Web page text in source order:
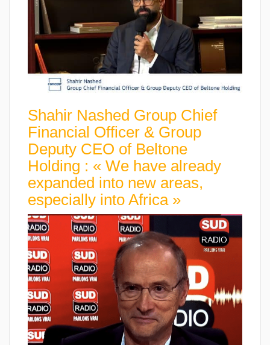
Shahir Nashed Group Chief
Financial Officer & Group
Deputy CEO of Beltone
Holding : « We have already
expanded into new areas,
especially into Africa »